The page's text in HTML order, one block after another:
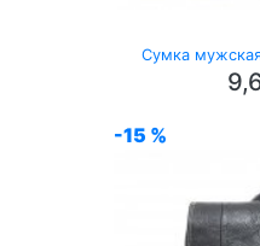
Сумка
-15 %